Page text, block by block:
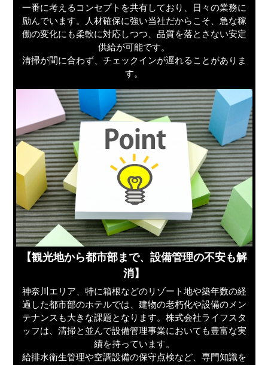
一番に考えるコンセプトを共有しており、日々の業務に
励んでいます。人材確保に強い当社だからこそ、急な稼
働の変化にも柔軟に対応しつつ、品質を落とさない安定
供給が可能です。
清掃が間に合わず、チェックインが遅れることがありま
す。
【観光地から都市部まで、設備管理の不安も解
消】
神奈川エリア、特に箱根などのリゾート地や築年数の経
過した都市部のホテルでは、建物の老朽化や設備のメン
テナンスも大きな課題となります。株式会社ライフスタ
ッフは、清掃と並んで設備管理事業においても豊富な実
績を持っています。
給排水衛生管理や空調設備の保守点検など、専門知識を